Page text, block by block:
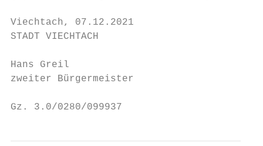
Viechtach, 07.12.2021
STADT VIECHTACH
Hans Greil
zweiter Bürgermeister
Gz. 3.0/0280/099937